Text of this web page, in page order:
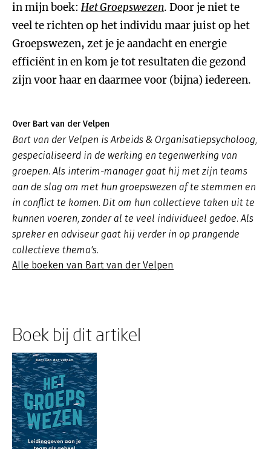
in mijn boek: Het Groepswezen. Door je niet te
veel te richten op het individu maar juist op het
Groepswezen, zet je je aandacht en energie
efficiënt in en kom je tot resultaten die gezond
zijn voor haar en daarmee voor (bijna) iedereen.
Over Bart van der Velpen
Bart van der Velpen is Arbeids & Organisatiepsycholoog,
gespecialiseerd in de werking en tegenwerking van
groepen. Als interim-manager gaat hij met zijn teams
aan de slag om met hun groepswezen af te stemmen en
in conflict te komen. Dit om hun collectieve taken uit te
kunnen voeren, zonder al te veel individueel gedoe. Als
spreker en adviseur gaat hij verder in op prangende
collectieve thema's.
Alle boeken van Bart van der Velpen
Boek bij dit artikel